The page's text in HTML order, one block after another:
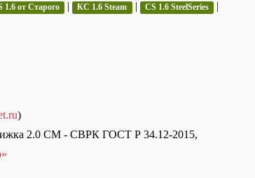
1.6 от Старого | КС 1.6 Steam | CS 1.6 SteelSeries |
)
2.0 СМ - СВРК ГОСТ Р 34.12-2015,